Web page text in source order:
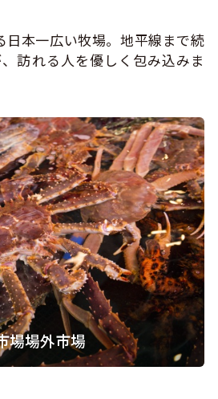
日本一広い牧場。地平線まで続
訪れる人を優しく包み込みま
場場外市場